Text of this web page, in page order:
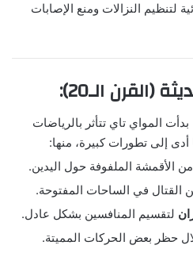
لتنظيم النزالات ومنع الإصابات
المواي تاي تتأثر بالرياضات
أدى إلى تطورات كبيرة، منها:
من الأقمشة الملفوفة حول اليدين.
القتال في الساحات المفتوحة.
لتقسيم المنافسين بشكل عادل.
حظر بعض الحركات المميتة.